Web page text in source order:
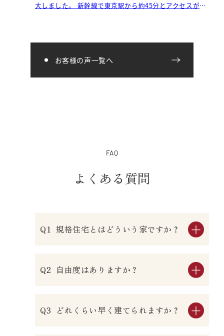
大しました。 新幹線で東京駅から約45分とアクセスが良
お客様の声一覧へ
FAQ
よくある質問
規格住宅とはどういう家ですか？
自由度はありますか？
どれくらい早く建てられますか？